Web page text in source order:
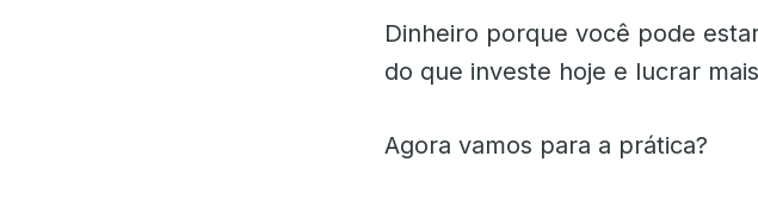
Dinheiro porque você pode
do que investe hoje e lucrar
Agora vamos para a prática?